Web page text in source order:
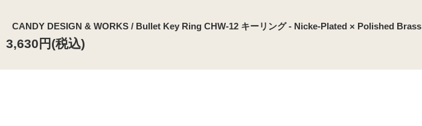
CANDY DESIGN & WORKS / Bullet Key Ring CHW-12 キーリング - Nicke-Plated × Polished Brass
3,630円(税込)